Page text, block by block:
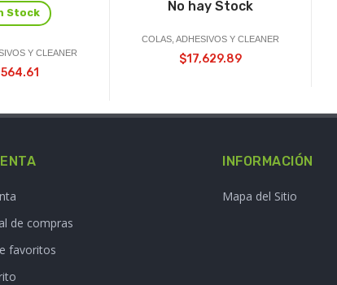
Stock
Y CLEANER
No hay Stock
COLAS, ADHESIVOS Y CLEANER
$17,629.89
de compras
favoritos
INFORMACIÓN
Mapa del Sitio